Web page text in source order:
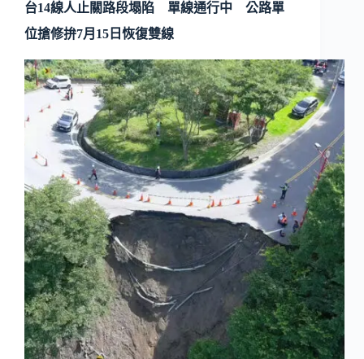
台14線人止關路段塌陷 單線通行中 公路單
位搶修拚7月15日恢復雙線